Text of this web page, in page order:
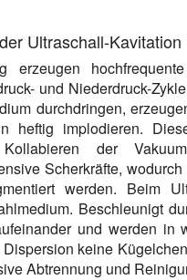
Ultraschall-
erzeugen
und Niederdruck-
durchdringen,
heftig implodieren.
der
Scherkräfte,
werden. Beim
Beschleunigt
und werden in
keine
Abtrennung und